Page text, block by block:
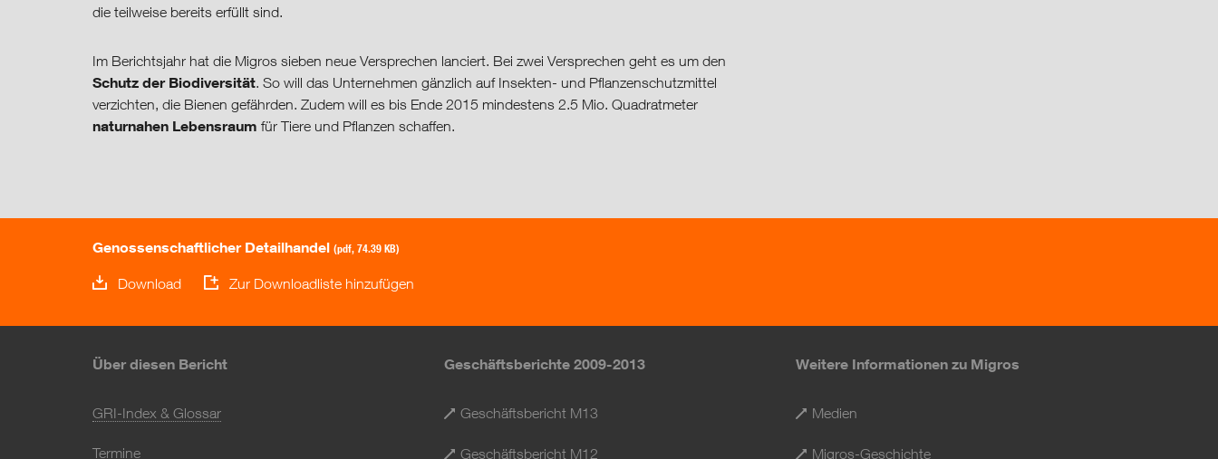
die teilweise bereits erfüllt sind.
Im Berichtsjahr hat die Migros sieben neue Versprechen lanciert. Bei zwei Versprechen geht es um den
Schutz der Biodiversität. So will das Unternehmen gänzlich auf Insekten- und Pflanzenschutzmittel
verzichten, die Bienen gefährden. Zudem will es bis Ende 2015 mindestens 2.5 Mio. Quadratmeter
naturnahen Lebensraum für Tiere und Pflanzen schaffen.
Genossenschaft­licher Detailhandel (pdf, 74.39 KB)
Download Zur Downloadliste hinzufügen
Über diesen Bericht
GRI-Index & Glossar
Termine
Geschäftsberichte 2009-2013
Geschäftsbericht M13
Geschäftsbericht M12
Weitere Informationen zu Migros
Medien
Migros-Geschichte